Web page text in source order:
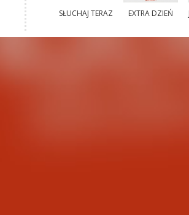
SŁUCHAJ TERAZ EXTRA DZIEŃ